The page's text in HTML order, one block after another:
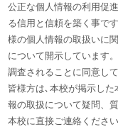
公正な個人情報の利用促
る信用と信頼を築く事で
様の個人情報の取扱いに
について開示しています
調査されることに同意して
皆様方は､本校が掲示し
報の取扱について疑問、質
本校に直接ご連絡くださ